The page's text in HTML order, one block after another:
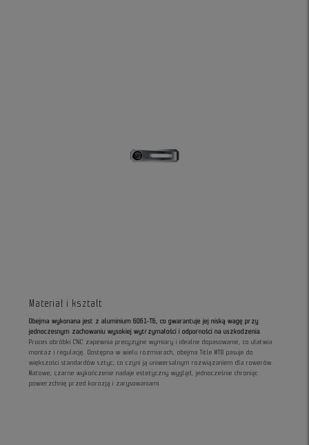
Materiał i kształt
Obejma wykonana jest z aluminium 6061-T6, co gwarantuje jej niską wagę przy
jednoczesnym zachowaniu wysokiej wytrzymałości i odporności na uszkodzenia.
Proces obróbki CNC zapewnia precyzyjne wymiary i idealne dopasowanie, co ułatwia
montaż i regulację. Dostępna w wielu rozmiarach, obejma Title MTB pasuje do
większości standardów sztyc, co czyni ją uniwersalnym rozwiązaniem dla rowerów.
Matowe, czarne wykończenie nadaje estetyczny wygląd, jednocześnie chroniąc
powierzchnię przed korozją i zarysowaniami.